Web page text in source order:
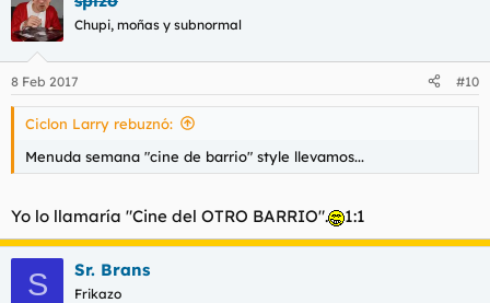
en nuestras almas cómo habíamos hecho añicos por completo
nuestra libertad.
Y ni siquiera sabíamos aún el infierno que teníamos por
delante. Cuando entré a la reclusión y aún estaba asimilando
lo duro que iba a ser mi estancia en el centro, ocurrió lo peor.
La primera noche que oí abrirse el cerrojo de mi cuarto no
comprendí que pasaba. Era un celador. Sonreía.
Chupi, moñas y subnormal
8 Feb 2017 #10
Ciclon Larry rebuznó:
Menuda semana "cine de barrio" style llevamos...
Yo lo llamaría "Cine del OTRO BARRIO". 1:1
S Sr. Brans
Frikazo